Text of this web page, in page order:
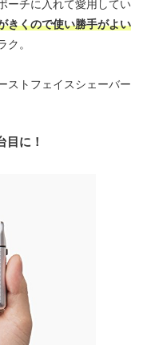
ーチに入れて愛用してい
きくので使い勝手がよい
。
ストフェイスシェーバー
目に！